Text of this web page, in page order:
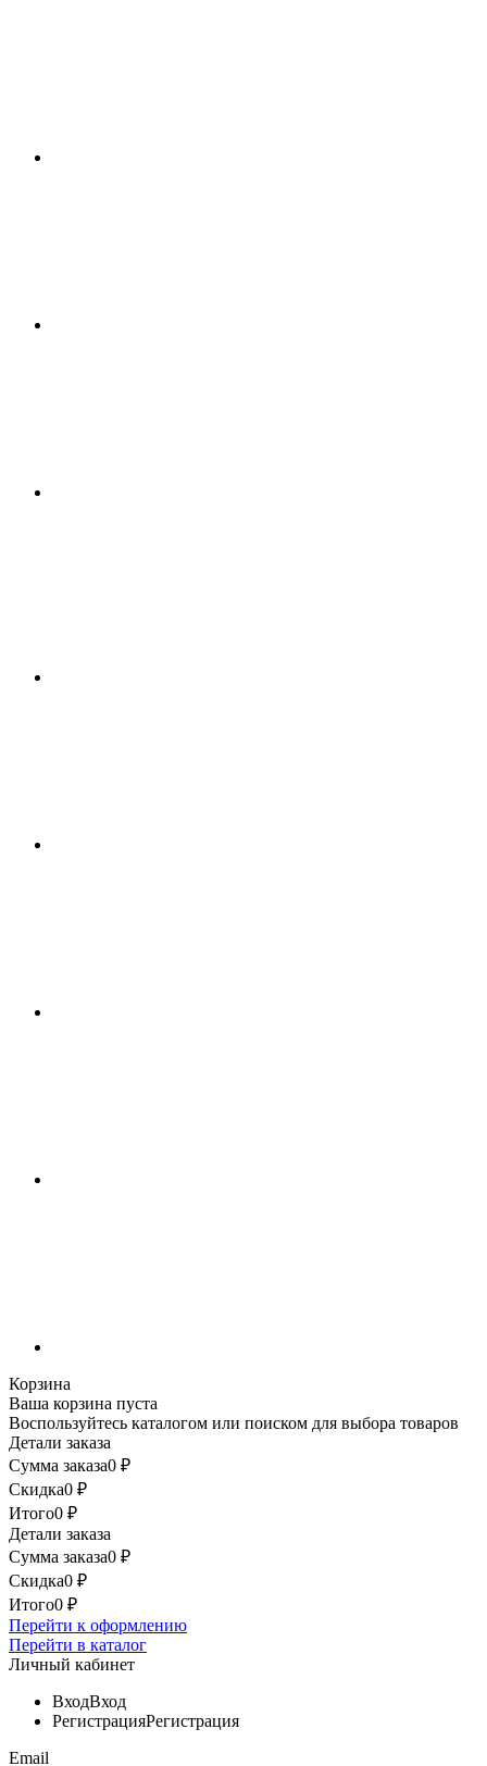
Корзина
Ваша корзина пуста
Воспользуйтесь каталогом или поиском для выбора товаров
Детали заказа
Сумма заказа0 ₽
Скидка0 ₽
Итого0 ₽
Детали заказа
Сумма заказа0 ₽
Скидка0 ₽
Итого0 ₽
Перейти к оформлению
Перейти в каталог
Личный кабинет
ВходВход
РегистрацияРегистрация
Email